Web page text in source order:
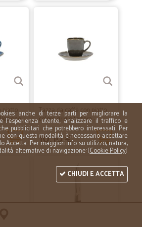
Tazza da caffè con piatto
colore grigio tortora -
collezione...
10,10 €
anche di terze parti per migliorare la
l'esperienza utente, analizzare il traffico e
pubblicitari che potrebbero interessati. Per
con questa modalità è necessario accettare
Accetta. Per maggiori info su utilizzo, natura,
alternative di navigazione: [Cookie Policy]
CHIUDI E ACCETTA